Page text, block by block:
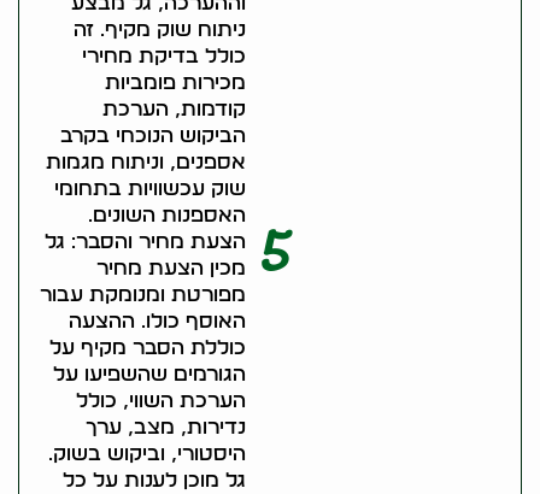
ניתוח שוק מקיף. זה
כולל בדיקת מחירי
מכירות פומביות
קודמות, הערכת
הביקוש הנוכחי בקרב
אספנים, וניתוח מגמות
שוק עכשוויות בתחומי
האספנות השונים.
5
הצעת מחיר והסבר: גל
מכין הצעת מחיר
מפורטת ומנומקת עבור
האוסף כולו. ההצעה
כוללת הסבר מקיף על
הגורמים שהשפיעו על
הערכת השווי, כולל
נדירות, מצב, ערך
היסטורי, וביקוש בשוק.
גל מוכן לענות על כל